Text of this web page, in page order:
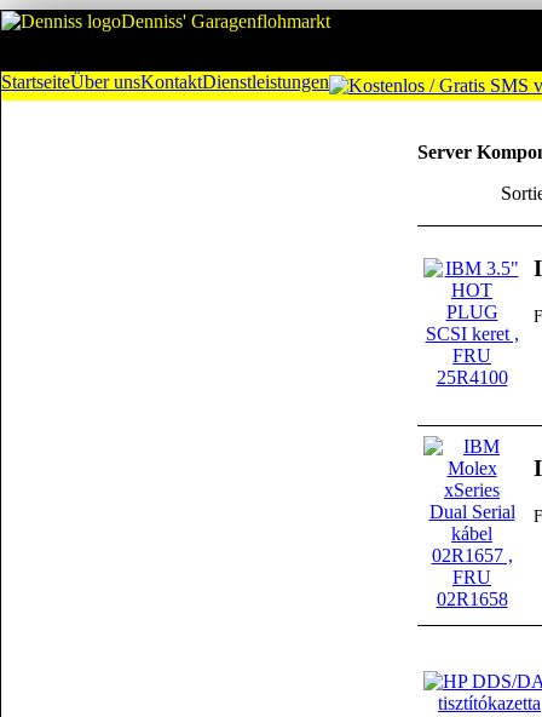
Denniss' Garagenflohmarkt
StartseiteÜber unsKontaktDienstleistungen
Server